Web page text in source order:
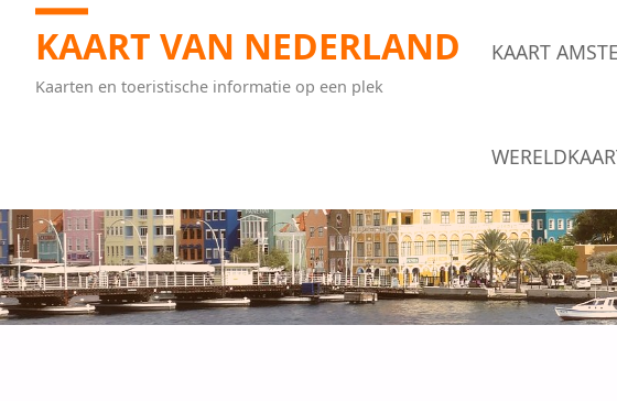
KAART VAN NEDERLAND
Kaarten en toeristische informatie op een plek
content
KAART